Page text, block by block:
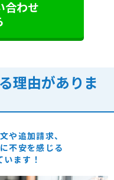
合わせ
理由がありま
や追加請求、
不安を感じる
ます！